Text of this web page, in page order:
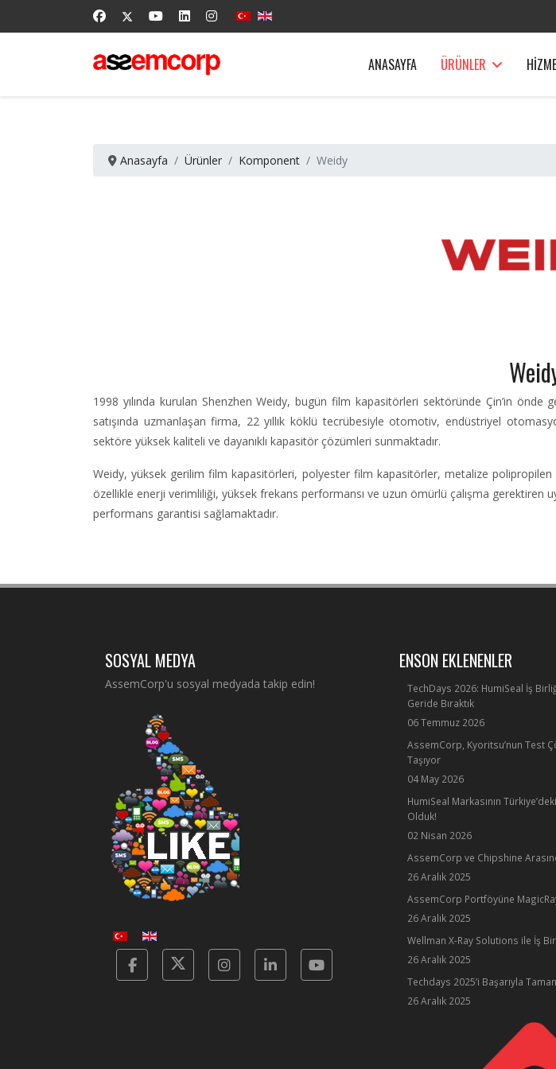
ANASAYFA ÜRÜNLER
Anasayfa Ürünler Komponent Weidy
1998 yılında kurulan Shenzhen Weidy, bugün film kapasitörleri sektöründe Çin’in
satışında uzmanlaşan firma, 22 yıllık köklü tecrübesiyle otomotiv, endüstriyel
sektöre yüksek kaliteli ve dayanıklı kapasitör çözümleri sunmaktadır.
Weidy, yüksek gerilim film kapasitörleri, polyester film kapasitörler, metalize
özellikle enerji verimliliği, yüksek frekans performansı ve uzun ömürlü çalışma gerektiren
performans garantisi sağlamaktadır.
SOSYAL MEDYA
AssemCorp'u sosyal medyada takip edin!
FacebookTwitterInstagramLinkedinYotube
ENSON EKLENENLER
TechDays 2026: HumiSeal İş
Geride Bıraktık
06 Temmuz 2026
AssemCorp, Kyoritsu’nun Test
Taşıyor
04 May 2026
HumiSeal Markasının
Olduk!
02 Nisan 2026
AssemCorp ve Chipshine
26 Aralık 2025
AssemCorp Portföyüne
26 Aralık 2025
Wellman X-Ray Solutions ile İş
26 Aralık 2025
Techdays 2025’i Başarıyla
26 Aralık 2025